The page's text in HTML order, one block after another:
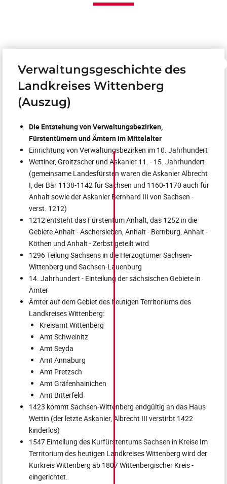
Verwaltungsgeschichte des
Landkreises Wittenberg
(Auszug)
Die Entstehung von Verwaltungsbezirken,
Fürstentümern und Ämtern im Mittelalter
Einrichtung von Verwaltungsbezirken im 10. Jahrhundert
Wettiner, Groitzscher und Askanier 11. - 15. Jahrhundert
(gemeinsame Landesfürsten waren die Askanier Albrecht
I, der Bär 1138-1142 für Sachsen und 1160-1170 auch für
Anhalt sowie der Askanier Bernhard III von Sachsen -
verst. 1212)
1212 entsteht das Fürstentum Anhalt, das 1252 in die
Gebiete Anhalt - Aschersleben, Anhalt - Bernburg, Anhalt -
Köthen und Anhalt - Zerbst geteilt wird
1296 Teilung Sachsens in die Herzogtümer Sachsen-
Wittenberg und Sachsen-Lauenburg
14. Jahrhundert - Einteilung der sächsischen Gebiete in
Ämter
Ämter auf dem Gebiet des heutigen Territoriums des
Landkreises Wittenberg:
Kreisamt Wittenberg
Amt Schweinitz
Amt Seyda
Amt Annaburg
Amt Pretzsch
Amt Gräfenhainichen
Amt Bitterfeld
1423 kommt Sachsen-Wittenberg endgültig an das Haus
Wettin (der letzte Askanier, Albrecht III verstirbt 1422
kinderlos)
1547 Einteilung des Kurfürstentums Sachsen in Kreise Im
Territorium des heutigen Landkreises Wittenberg wird der
Kurkreis Wittenberg ab 1807 Wittenbergischer Kreis -
eingerichtet.